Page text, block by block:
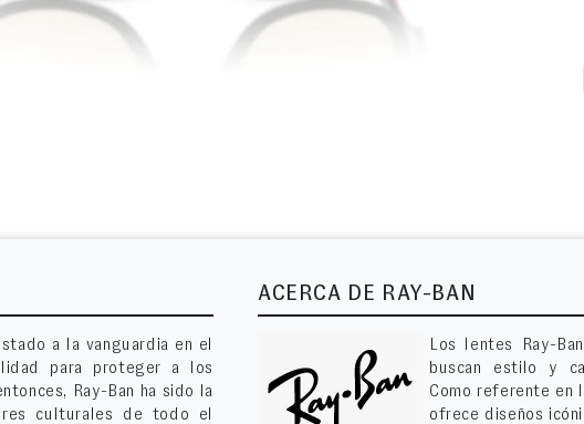
a la vanguardia en el
para proteger a los
Ray-Ban ha sido la
culturales de todo el
ACERCA DE RAY-BAN
Los lentes Ray-
buscan estilo y
Como referente en
ofrece diseños